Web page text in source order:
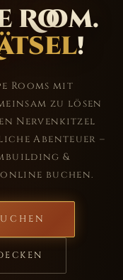
Room.
!
Rooms mit
zu lösen
Nervenkitzel
Abenteuer –
&
buchen.